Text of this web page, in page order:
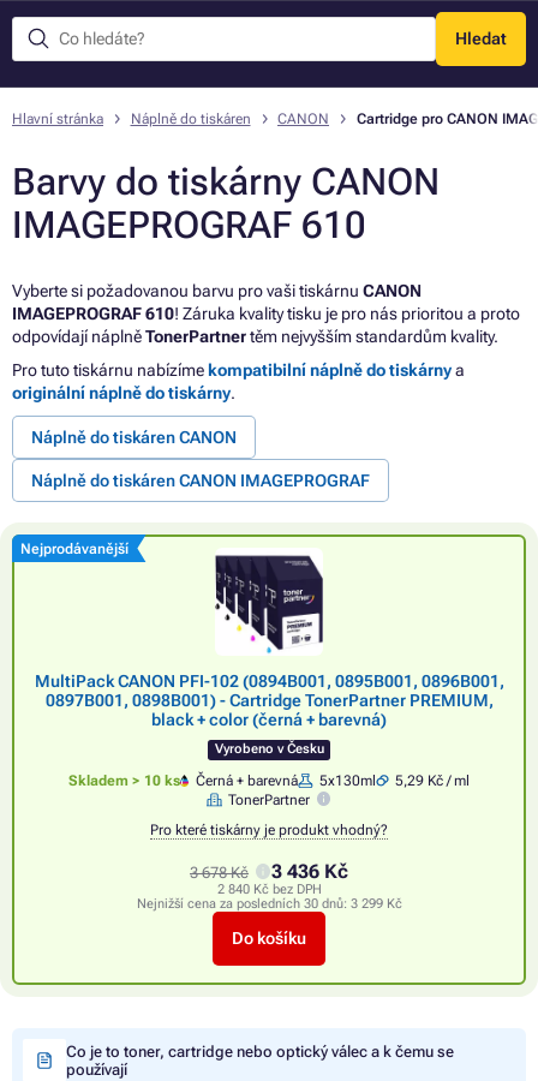
Hledat
Menu
Hlavní stránka Náplně do tiskáren CANON Cartridge pro CANON
Barvy do tiskárny CANON
IMAGEPROGRAF 610
Vyberte si požadovanou barvu pro vaši tiskárnu CANON
IMAGEPROGRAF 610! Záruka kvality tisku je pro nás prioritou a proto
odpovídají náplněTonerPartnertěm nejvyšším standardům kvality.
Pro tuto tiskárnu nabízíme kompatibilní náplně do tiskárnya
originální náplně do tiskárny.
Náplně do tiskáren CANON
Náplně do tiskáren CANON IMAGEPROGRAF
Nejprodávanější
MultiPack CANON PFI-102 (0894B001, 0895B001, 0896B001,
0897B001, 0898B001) - Cartridge TonerPartner PREMIUM,
black + color (černá + barevná)
Vyrobeno v Česku
Skladem > 10 ks Černá + barevná 5x130ml
5,29 Kč / ml
TonerPartner
Pro které tiskárny je produkt vhodný?
3 678 Kč 3 436 Kč
2 840 Kč bez DPH
Nejnižší cena za posledních 30 dnů: 3 299 Kč
Do košíku
Co je to toner, cartridge nebo optický válec a k čemu se
používají